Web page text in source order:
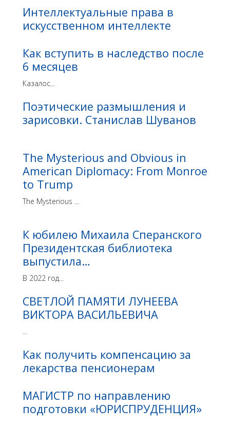
Интеллектуальные права в
искусственном интеллекте
Как вступить в наследство после
6 месяцев
Казалос...
Поэтические размышления и
зарисовки. Станислав Шуванов
The Mysterious and Obvious in
American Diplomacy: From Monroe
to Trump
The Mysterious ...
К юбилею Михаила Сперанского
Президентская библиотека
выпустила…
В 2022 год...
СВЕТЛОЙ ПАМЯТИ ЛУНЕЕВА
ВИКТОРА ВАСИЛЬЕВИЧА
...
Как получить компенсацию за
лекарства пенсионерам
МАГИСТР по направлению
подготовки «ЮРИСПРУДЕНЦИЯ»